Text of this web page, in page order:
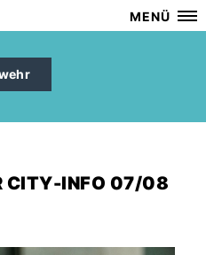
MENÜ
CITY-INFO 07/08